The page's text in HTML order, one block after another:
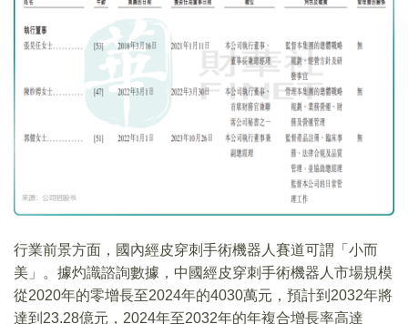
行業前景方面，國內經皮穿刺手術機器人賽道可謂「小而
美」。據灼識諮詢數據，中國經皮穿刺手術機器人市場規模
從2020年的零增長至2024年的4030萬元，預計到2032年將
達到23.28億元，2024年至2032年的年複合增長率高達